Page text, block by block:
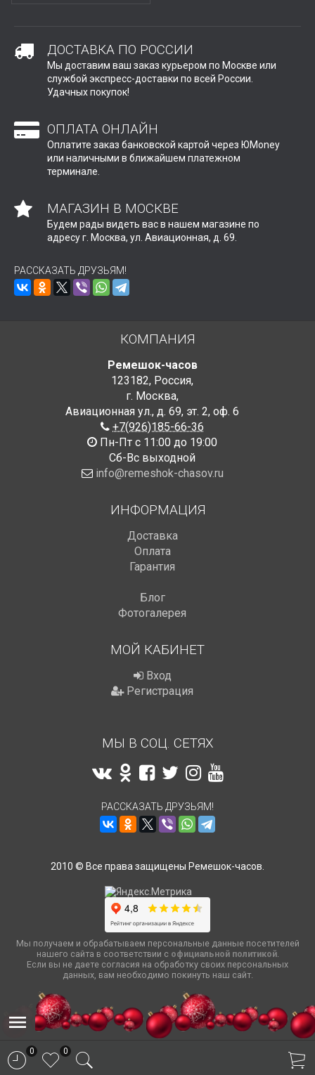
ДОСТАВКА ПО РОССИИ
Мы доставим ваш заказ курьером по Москве или
службой экспресс-доставки по всей России.
Удачных покупок!
ОПЛАТА ОНЛАЙН
Оплатите заказ банковской картой через ЮMoney
или наличными в ближайшем платежном
терминале.
МАГАЗИН В МОСКВЕ
Будем рады видеть вас в нашем магазине по
адресу г. Москва, ул. Авиационная, д. 69.
РАССКАЗАТЬ ДРУЗЬЯМ!
КОМПАНИЯ
Ремешок-часов
123182, Россия,
г. Москва,
Авиационная ул., д. 69, эт. 2, оф. 6
+7(926)185-66-36
Пн-Пт с 11:00 до 19:00
Сб-Вс выходной
info@remeshok-chasov.ru
ИНФОРМАЦИЯ
Доставка
Оплата
Гарантия
Блог
Фотогалерея
МОЙ КАБИНЕТ
Вход
Регистрация
МЫ В СОЦ. СЕТЯХ
РАССКАЗАТЬ ДРУЗЬЯМ!
2010 © Все права защищены Ремешок-часов.
Мы получаем и обрабатываем персональные данные посетителей
нашего сайта в соответствии с официальной политикой.
Если вы не даете согласия на обработку своих персональных
данных, вам необходимо покинуть наш сайт.
0 0